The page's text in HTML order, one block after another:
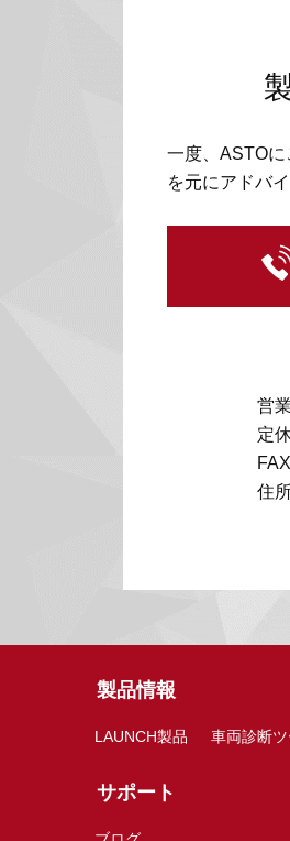
一度、ASTO
を元にアドバ
営
定
FAX
住
製品情報
LAUNCH製品 車両診断
サポート